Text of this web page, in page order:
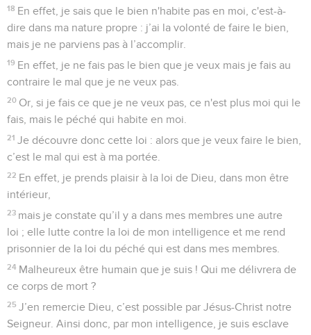
18 En effet, je sais que le bien n'habite pas en moi, c'est-à-
dire dans ma nature propre : j’ai la volonté de faire le bien,
mais je ne parviens pas à l’accomplir.
19 En effet, je ne fais pas le bien que je veux mais je fais au
contraire le mal que je ne veux pas.
20 Or, si je fais ce que je ne veux pas, ce n'est plus moi qui le
fais, mais le péché qui habite en moi.
21 Je découvre donc cette loi : alors que je veux faire le bien,
c’est le mal qui est à ma portée.
22 En effet, je prends plaisir à la loi de Dieu, dans mon être
intérieur,
23 mais je constate qu’il y a dans mes membres une autre
loi ; elle lutte contre la loi de mon intelligence et me rend
prisonnier de la loi du péché qui est dans mes membres.
24 Malheureux être humain que je suis ! Qui me délivrera de
ce corps de mort ?
25 J’en remercie Dieu, c’est possible par Jésus-Christ notre
Seigneur. Ainsi donc, par mon intelligence, je suis esclave